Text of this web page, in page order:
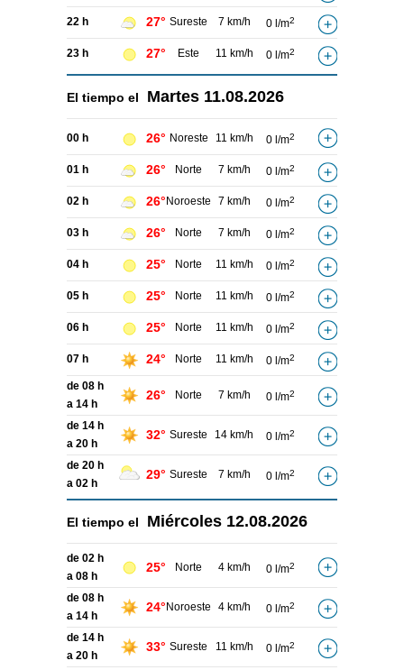
22 h 27° Sureste 7 km/h 0 l/m2
23 h 27° Este 11 km/h 0 l/m2
El tiempo el Martes 11.08.2026
00 h 26° Noreste 11 km/h 0 l/m2
01 h 26° Norte 7 km/h 0 l/m2
02 h 26° Noroeste 7 km/h 0 l/m2
03 h 26° Norte 7 km/h 0 l/m2
04 h 25° Norte 11 km/h 0 l/m2
05 h 25° Norte 11 km/h 0 l/m2
06 h 25° Norte 11 km/h 0 l/m2
07 h 24° Norte 11 km/h 0 l/m2
de 08 h
a 14 h
26° Norte 7 km/h 0 l/m2
de 14 h
a 20 h
32° Sureste 14 km/h 0 l/m2
de 20 h
a 02 h
29° Sureste 7 km/h 0 l/m2
El tiempo el Miércoles 12.08.2026
de 02 h
a 08 h
25° Norte 4 km/h 0 l/m2
de 08 h
a 14 h
24° Noroeste 4 km/h 0 l/m2
de 14 h
a 20 h
33° Sureste 11 km/h 0 l/m2